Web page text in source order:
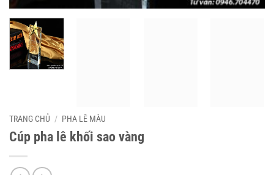
TRANG CHỦ / PHA LÊ MÀU
Cúp pha lê khối sao vàng